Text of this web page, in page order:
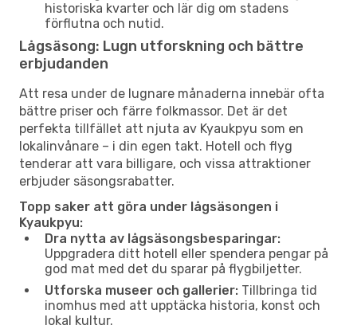
historiska kvarter och lär dig om stadens
förflutna och nutid.
Lågsäsong: Lugn utforskning och bättre
erbjudanden
Att resa under de lugnare månaderna innebär ofta
bättre priser och färre folkmassor. Det är det
perfekta tillfället att njuta av Kyaukpyu som en
lokalinvånare – i din egen takt. Hotell och flyg
tenderar att vara billigare, och vissa attraktioner
erbjuder säsongsrabatter.
Topp saker att göra under lågsäsongen i
Kyaukpyu:
Dra nytta av lågsäsongsbesparingar:
Uppgradera ditt hotell eller spendera pengar på
god mat med det du sparar på flygbiljetter.
Utforska museer och gallerier: Tillbringa tid
inomhus med att upptäcka historia, konst och
lokal kultur.